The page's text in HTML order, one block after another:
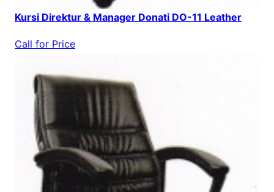
Kursi Direktur & Manager Donati DO-11 Leather
Call for Price